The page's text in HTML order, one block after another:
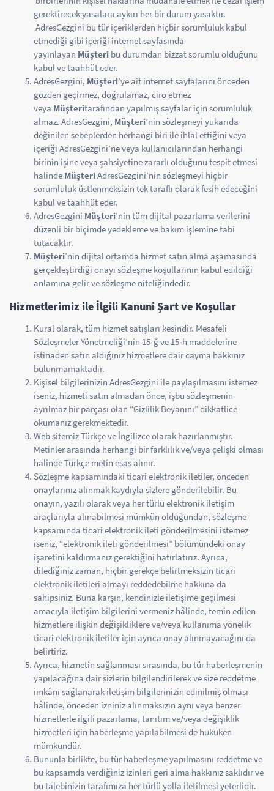
gerektirecek yasalara aykırı her bir durum yasaktır.
AdresGezgini bu tür içeriklerden hiçbir sorumluluk kabul
etmediği gibi içeriği internet sayfasında
yayınlayan Müşteri bu durumdan bizzat sorumlu olduğunu
kabul ve taahhüt eder.
AdresGezgini, Müşteri’ye ait internet sayfalarını önceden
gözden geçirmez, doğrulamaz, ciro etmez
veya Müşteritarafından yapılmış sayfalar için sorumluluk
almaz. AdresGezgini, Müşteri’nin sözleşmeyi yukarıda
değinilen sebeplerden herhangi biri ile ihlal ettiğini veya
içeriği AdresGezgini’ne veya kullanıcılarından herhangi
birinin işine veya şahsiyetine zararlı olduğunu tespit etmesi
halinde MüşteriAdresGezgini’nin sözleşmeyi hiçbir
sorumluluk üstlenmeksizin tek taraflı olarak fesih edeceğini
kabul ve taahhüt eder.
AdresGezgini Müşteri’nin tüm dijital pazarlama verilerini
düzenli bir biçimde yedekleme ve bakım işlemine tabi
tutacaktır.
Müşteri’nin dijital ortamda hizmet satın alma aşamasında
gerçekleştirdiği onayı sözleşme koşullarının kabul edildiği
anlamına gelir ve sözleşme niteliğindedir.
Hizmetlerimiz ile İlgili Kanuni Şart ve Koşullar
Kural olarak, tüm hizmet satışları kesindir. Mesafeli
Sözleşmeler Yönetmeliği’nin 15-ğ ve 15-h maddelerine
istinaden satın aldığınız hizmetlere dair cayma hakkınız
bulunmamaktadır.
Kişisel bilgilerinizin AdresGezgini ile paylaşılmasını istemez
iseniz, hizmeti satın almadan önce, işbu sözleşmenin
ayrılmaz bir parçası olan “Gizlilik Beyanını” dikkatlice
okumanız gerekmektedir.
Web sitemiz Türkçe ve İngilizce olarak hazırlanmıştır.
Metinler arasında herhangi bir farklılık ve/veya çelişki olması
halinde Türkçe metin esas alınır.
Sözleşme kapsamındaki ticari elektronik iletiler, önceden
onaylarınız alınmak kaydıyla sizlere gönderilebilir. Bu
onayın, yazılı olarak veya her türlü elektronik iletişim
araçlarıyla alınabilmesi mümkün olduğundan, sözleşme
kapsamında ticari elektronik ileti gönderilmesini istemez
iseniz, “elektronik ileti gönderilmesi” bölümündeki onay
işaretini kaldırmanız gerektiğini hatırlatırız. Ayrıca,
dilediğiniz zaman, hiçbir gerekçe belirtmeksizin ticari
elektronik iletileri almayı reddedebilme hakkına da
sahipsiniz. Buna karşın, kendinizle iletişime geçilmesi
amacıyla iletişim bilgilerini vermeniz hâlinde, temin edilen
hizmetlere ilişkin değişikliklere ve/veya kullanıma yönelik
ticari elektronik iletiler için ayrıca onay alınmayacağını da
belirtiriz.
Ayrıca, hizmetin sağlanması sırasında, bu tür haberleşmenin
yapılacağına dair sizlerin bilgilendirilerek ve size reddetme
imkânı sağlanarak iletişim bilgilerinizin edinilmiş olması
hâlinde, önceden izniniz alınmaksızın aynı veya benzer
hizmetlerle ilgili pazarlama, tanıtım ve/veya değişiklik
hizmetleri için haberleşme yapılabilmesi de hukuken
mümkündür.
Bununla birlikte, bu tür haberleşme yapılmasını reddetme ve
bu kapsamda verdiğiniz izinleri geri alma hakkınız saklıdır ve
bu talebinizin tarafımıza her türlü yolla iletilmesi yeterlidir.